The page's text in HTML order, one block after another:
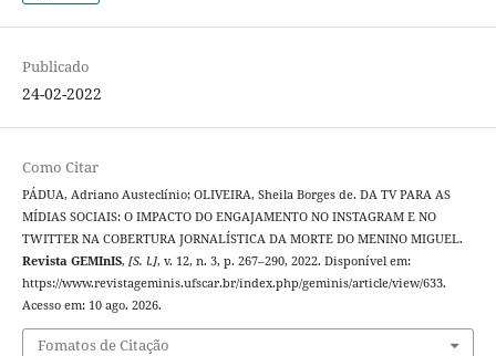
Publicado
24-02-2022
Como Citar
PÁDUA, Adriano Austeclínio; OLIVEIRA, Sheila Borges de. DA TV PARA AS
MÍDIAS SOCIAIS: O IMPACTO DO ENGAJAMENTO NO INSTAGRAM E NO
TWITTER NA COBERTURA JORNALÍSTICA DA MORTE DO MENINO MIGUEL.
Revista GEMInIS, [S. l.], v. 12, n. 3, p. 267–290, 2022. Disponível em:
https://www.revistageminis.ufscar.br/index.php/geminis/article/view/633.
Acesso em: 10 ago. 2026.
Fomatos de Citação